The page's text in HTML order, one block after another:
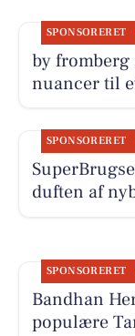
SPONSORERET
by fromberg
nuancer til
SPONSORERET
duften af
SPONSORERET
Bandhan
populære